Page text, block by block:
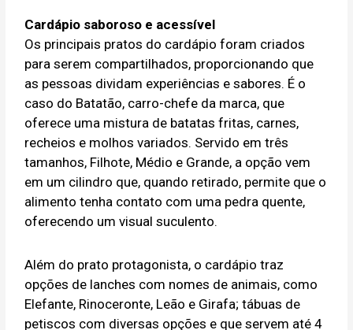
Cardápio saboroso e acessível
Os principais pratos do cardápio foram criados
para serem compartilhados, proporcionando que
as pessoas dividam experiências e sabores. É o
caso do Batatão, carro-chefe da marca, que
oferece uma mistura de batatas fritas, carnes,
recheios e molhos variados. Servido em três
tamanhos, Filhote, Médio e Grande, a opção vem
em um cilindro que, quando retirado, permite que o
alimento tenha contato com uma pedra quente,
oferecendo um visual suculento.
Além do prato protagonista, o cardápio traz
opções de lanches com nomes de animais, como
Elefante, Rinoceronte, Leão e Girafa; tábuas de
petiscos com diversas opções e que servem até 4